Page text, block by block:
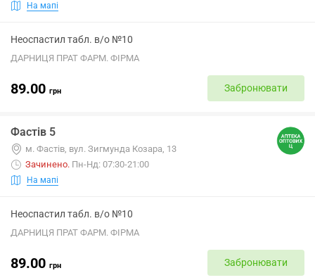
На мапі
Неоспастил табл. в/о №10
ДАРНИЦЯ ПРАТ ФАРМ. ФІРМА
89.00 грн Забронювати
Фастів 5
м. Фастів, вул. Зигмунда Козара, 13
Зачинено. Пн-Нд: 07:30-21:00
На мапі
Неоспастил табл. в/о №10
ДАРНИЦЯ ПРАТ ФАРМ. ФІРМА
89.00 грн Забронювати